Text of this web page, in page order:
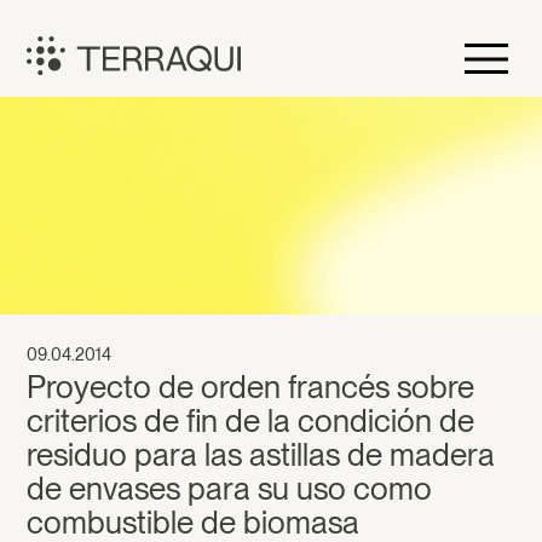
contingut
Terraqui
Proyecto de orden francés sobre
criterios de fin de la condición de
residuo para las astillas de madera
de envases para su uso como
combustible de biomasa
09.04.2014